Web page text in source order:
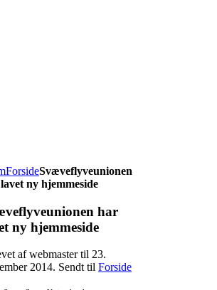
ForsideSvæveflyveunionen
ny hjemmeside
har
ny hjemmeside
af webmaster til 23.
2014. Sendt til Forside